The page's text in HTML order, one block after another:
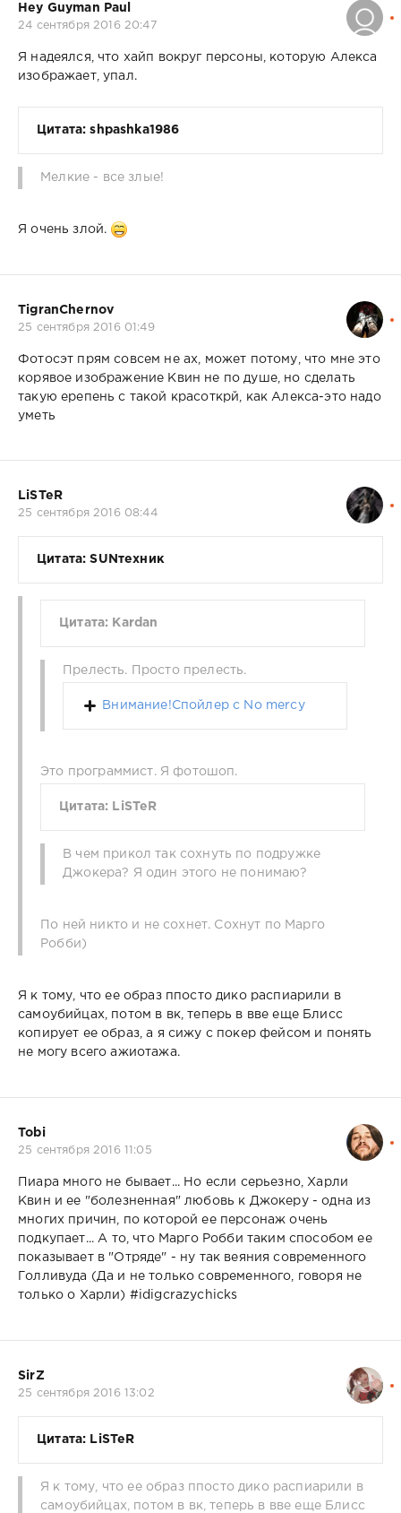
Hey Guyman Paul
24 сентября 2016 20:47
Я надеялся, что хайп вокруг персоны, которую Алекса
изображает, упал.
Цитата: shpashka1986
Мелкие - все злые!
Я очень злой.
TigranChernov
25 сентября 2016 01:49
Фотосэт прям совсем не ах, может потому, что мне это
корявое изображение Квин не по душе, но сделать
такую ерепень с такой красоткрй, как Алекса-это надо
уметь
LiSTeR
25 сентября 2016 08:44
Цитата: SUNтехник
Цитата: Kardan
Прелесть. Просто прелесть.
Внимание!Спойлер с No mercy
Это программист. Я фотошоп.
Цитата: LiSTeR
В чем прикол так сохнуть по подружке
Джокера? Я один этого не понимаю?
По ней никто и не сохнет. Сохнут по Марго
Робби)
Я к тому, что ее образ ппосто дико распиарили в
самоубийцах, потом в вк, теперь в вве еще Блисс
копирует ее образ, а я сижу с покер фейсом и понять
не могу всего ажиотажа.
Tobi
25 сентября 2016 11:05
Пиара много не бывает... Но если серьезно, Харли
Квин и ее "болезненная" любовь к Джокеру - одна из
многих причин, по которой ее персонаж очень
подкупает... А то, что Марго Робби таким способом ее
показывает в "Отряде" - ну так веяния современного
Голливуда (Да и не только современного, говоря не
только о Харли) #idigcrazychicks
SirZ
25 сентября 2016 13:02
Цитата: LiSTeR
Я к тому, что ее образ ппосто дико распиарили в
самоубийцах, потом в вк, теперь в вве еще Блисс